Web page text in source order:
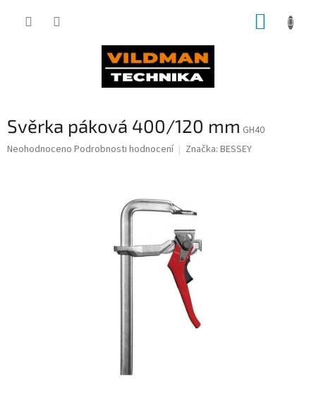
Svěrka páková 400/120 mm GH40
Průměrné
Neohodnoceno Podrobnosti hodnocení Značka: BESSEY